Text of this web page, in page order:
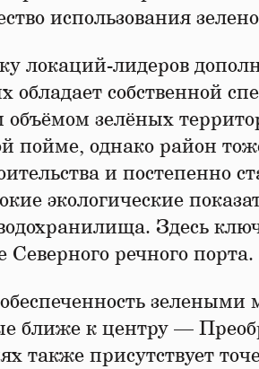
использования
локаций-лидеров
обладает собственной
зелёных
пойме, однако район
и постепенно
экологические
Здесь
Северного речного порта.
зелеными
ближе к центру —
также присутствует